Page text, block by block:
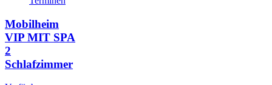
Mobilheim
VIP MIT SPA
2
Schlafzimmer